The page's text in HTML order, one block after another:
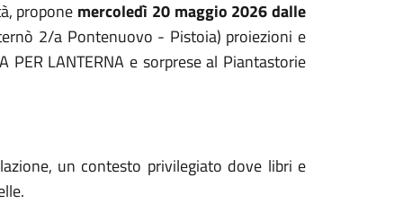
propone mercoledì 20 maggio 2026 dalle
2/a Pontenuovo - Pistoia) proiezioni e
PER LANTERNA e sorprese al Piantastorie
un contesto privilegiato dove libri e